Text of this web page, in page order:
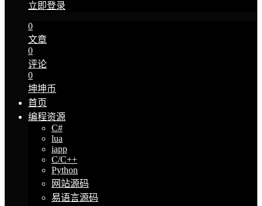
立即登录
0
文章
0
评论
0
坤坤币
首页
编程资源
C#
lua
iapp
C/C++
Python
网站源码
易语言源码